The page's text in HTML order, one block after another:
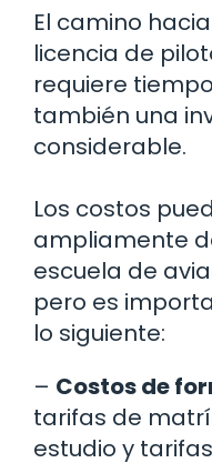
El camino
licencia de
requiere
también una
considerable.
Los costos
ampliamente
escuela de
pero es
lo siguiente:
– Costos de
tarifas de
estudio y